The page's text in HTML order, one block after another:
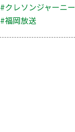
#クレソンジャーニー
#福岡放送